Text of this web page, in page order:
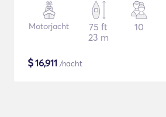
Motorjacht
75 ft
23 m
10
$16,911 /nacht